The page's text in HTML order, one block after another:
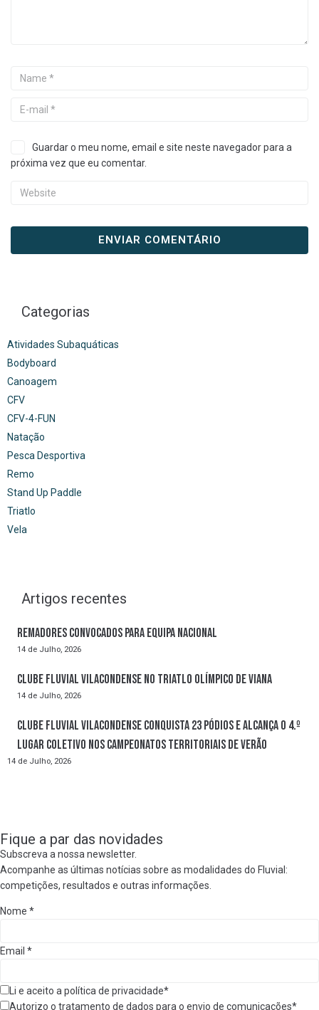
Guardar o meu nome, email e site neste navegador para a
próxima vez que eu comentar.
Categorias
Atividades Subaquáticas
Bodyboard
Canoagem
CFV
CFV-4-FUN
Natação
Pesca Desportiva
Remo
Stand Up Paddle
Triatlo
Vela
Artigos recentes
Remadores convocados para Equipa Nacional
14 de Julho, 2026
Clube Fluvial Vilacondense no Triatlo Olímpico de Viana
14 de Julho, 2026
Clube Fluvial Vilacondense conquista 23 pódios e alcança o 4.º
lugar coletivo nos Campeonatos Territoriais de Verão
14 de Julho, 2026
Fique a par das novidades
Subscreva a nossa newsletter.
Acompanhe as últimas notícias sobre as modalidades do Fluvial:
competições, resultados e outras informações.
Nome *
Email *
Li e aceito a política de privacidade*
Autorizo o tratamento de dados para o envio de comunicações*